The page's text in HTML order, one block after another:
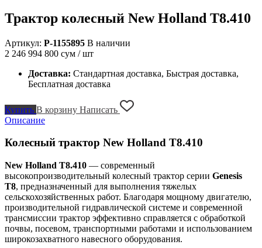
Трактор колесный New Holland T8.410
Артикул: P-1155895 В наличии
2 246 994 800 сум / шт
Доставка: Стандартная доставка, Быстрая доставка,
Бесплатная доставка
Купить В корзину Написать
Описание
Колесный трактор New Holland T8.410
New Holland T8.410 — современный
высокопроизводительный колесный трактор серии Genesis
T8, предназначенный для выполнения тяжелых
сельскохозяйственных работ. Благодаря мощному двигателю,
производительной гидравлической системе и современной
трансмиссии трактор эффективно справляется с обработкой
почвы, посевом, транспортными работами и использованием
широкозахватного навесного оборудования.